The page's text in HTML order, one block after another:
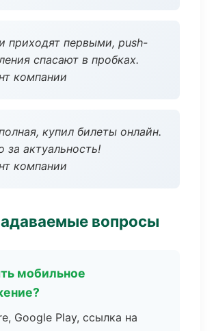
приходят первыми, push-
спасают в пробках.
компании
купил билеты онлайн.
за актуальность!
компании
вопросы
мобильное
Google Play, ссылка на